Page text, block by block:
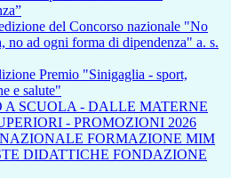
del Concorso nazionale "No
no ad ogni forma di dipendenza" a. s.
Premio "Sinigaglia - sport,
e salute"
A SCUOLA - DALLE MATERNE
- PROMOZIONI 2026
FORMAZIONE MIM
DIDATTICHE FONDAZIONE